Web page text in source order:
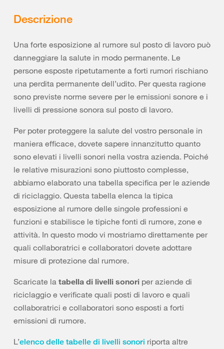
Descrizione
Una forte esposizione al rumore sul posto di lavoro può
danneggiare la salute in modo permanente. Le
persone esposte ripetutamente a forti rumori rischiano
una perdita permanente dell’udito. Per questa ragione
sono previste norme severe per le emissioni sonore e i
livelli di pressione sonora sul posto di lavoro.
Per poter proteggere la salute del vostro personale in
maniera efficace, dovete sapere innanzitutto quanto
sono elevati i livelli sonori nella vostra azienda. Poiché
le relative misurazioni sono piuttosto complesse,
abbiamo elaborato una tabella specifica per le aziende
di riciclaggio. Questa tabella elenca la tipica
esposizione al rumore delle singole professioni e
funzioni e stabilisce le tipiche fonti di rumore, zone e
attività. In questo modo vi mostriamo direttamente per
quali collaboratrici e collaboratori dovete adottare
misure di protezione dal rumore.
Scaricate la tabella di livelli sonori per aziende di
riciclaggio e verificate quali posti di lavoro e quali
collaboratrici e collaboratori sono esposti a forti
emissioni di rumore.
L’elenco delle tabelle di livelli sonori riporta altre